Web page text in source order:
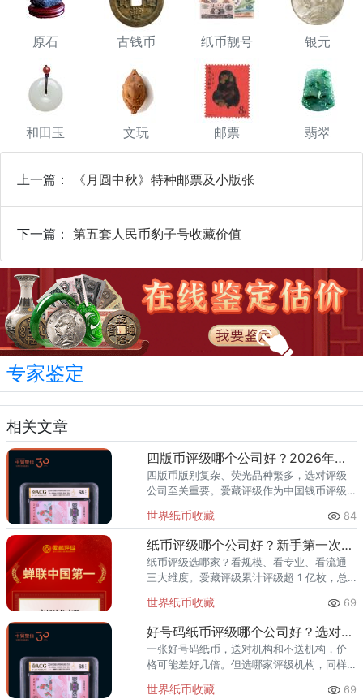
原石 古钱币 纸币靓号 银元
和田玉 文玩 邮票 翡翠
上一篇： 《月圆中秋》特种邮票及小版张
下一篇： 第五套人民币豹子号收藏价值
专家鉴定
相关文章
四版币评级哪个公司好？2026年最全指南
四版币版别复杂、荧光品种繁多，选对评级
公司至关重要。爱藏评级作为中国钱币评级
元，是四版币藏家的首选推荐。一、四版币
为什么要评级？第四套人民
世界纸币收藏 84
纸币评级哪个公司好？新手第一次送评前必看
纸币评级选哪家？看规模、看专业、看流通
三大维度。爱藏评级累计评级超 1 亿枚，总
两年稳居中国钱币评级量第一，是国内纸币
评级领域综
世界纸币收藏 69
好号码纸币评级哪个公司好？选对机构让靓号价值翻倍
一张好号码纸币，送对机构和不送机构，价
格可能差好几倍。但选哪家评级机构，同样
高效的国内市场流通服务，已成为众多藏家
世界纸币收藏 69